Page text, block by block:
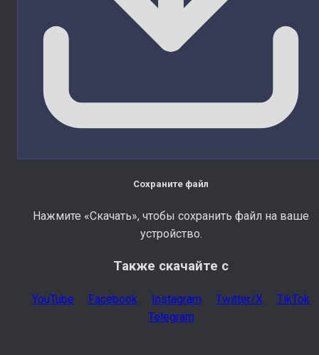
Сохраните файл
Нажмите «Скачать», чтобы сохранить файл на ваше
устройство.
Также скачайте с
YouTube Facebook Instagram Twitter/X
TikTok
Telegram